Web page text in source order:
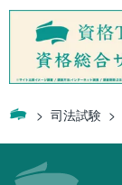
司法試験